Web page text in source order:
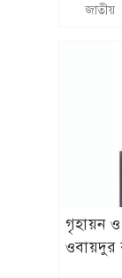
জাতীয়
গৃহায়ন ও
ওবায়দুর